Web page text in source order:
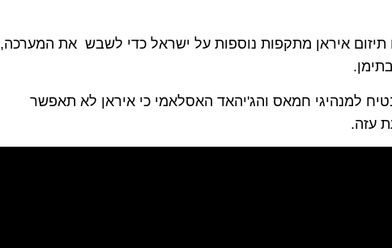
תיזום איראן מתקפות נוספות על ישראל כדי לשבש את המערכה,
למנהיגי חמאס והג'יהאד האסלאמי כי איראן לא תאפשר
עזה.